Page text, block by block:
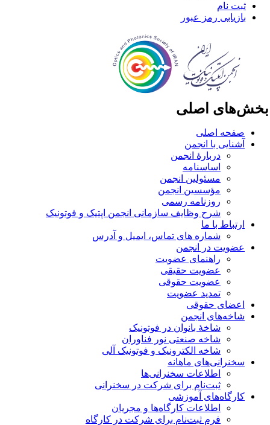
ثبت نام
بازیابی رمز عبور
اصلی
صفحه اصلی
آشنایی با انجمن
دربارۀ انجمن
اساسنامه
مسئولین انجمن
مؤسسین انجمن
روزنامه رسمی
شرح وظایف سازمانی انجمن اپتیک و فوتونیک
ارتباط با ما
شماره های تماس، ایمیل و آدرس
عضویت در انجمن
راهنمای عضویت
عضویت حقیقی
عضویت حقوقی
تمدید عضویت
اعضای حقوقی
شاخه‌های انجمن
شاخۀ بانوان در فوتونیک
شاخه صنعتی نور فناوران
شاخه‌ الکترونیک و فوتونیک آلی
سخنرانی‌های ماهانه
اطلاعات سخنرانی‌‌ها
ثبت‌نام برای شرکت در سخنرانی
کارگاه‌های آموزشی
اطلاعات کارگاه‌ها و مجریان
فرم ثبت‌نام برای شرکت در کارگاه